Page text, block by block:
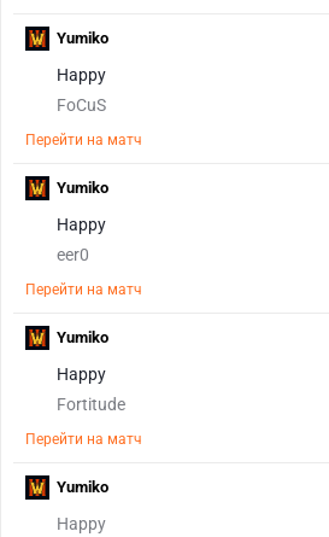
Happy
FoCuS
Перейти на матч
Yumiko
Happy
eer0
Перейти на матч
Yumiko
Happy
Fortitude
Перейти на матч
Yumiko
Happy
Yumiko